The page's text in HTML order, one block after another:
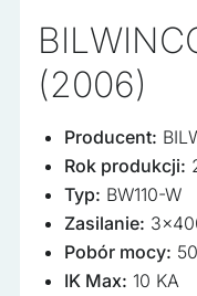
(2006)
Producent:
Rok produkcji:
Typ: BW110-W
Zasilanie:
Pobór mocy:
IK Max: 10 KA